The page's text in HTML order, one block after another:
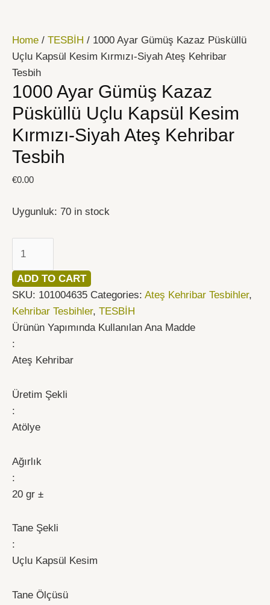
Home / TESBİH / 1000 Ayar Gümüş Kazaz Püsküllü
Uçlu Kapsül Kesim Kırmızı-Siyah Ateş Kehribar
Tesbih
1000 Ayar Gümüş Kazaz
Püsküllü Uçlu Kapsül Kesim
Kırmızı-Siyah Ateş Kehribar
Tesbih
€0.00
Uygunluk: 70 in stock
Gümüş
Kazaz
Püsküllü
Uçlu
Kapsül
Kesim
Kırmızı-
Siyah
Kehribar
quantity
ADD TO CART
SKU: 101004635 Categories: Ateş Kehribar Tesbihler,
Kehribar Tesbihler, TESBİH
Ürünün Yapımında Kullanılan Ana Madde
:
Ateş Kehribar
Üretim Şekli
:
Atölye
Ağırlık
:
20 gr ±
Tane Şekli
:
Uçlu Kapsül Kesim
Tane Ölçüsü